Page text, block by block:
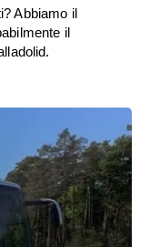
Abbiamo il
il